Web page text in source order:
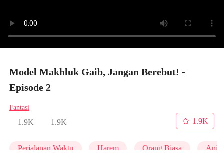
Model Makhluk Gaib, Jangan Berebut! -
Episode 2
Fantasi
1.9K 1.9K
1.9K
Perjalanan Waktu Harem Orang Biasa